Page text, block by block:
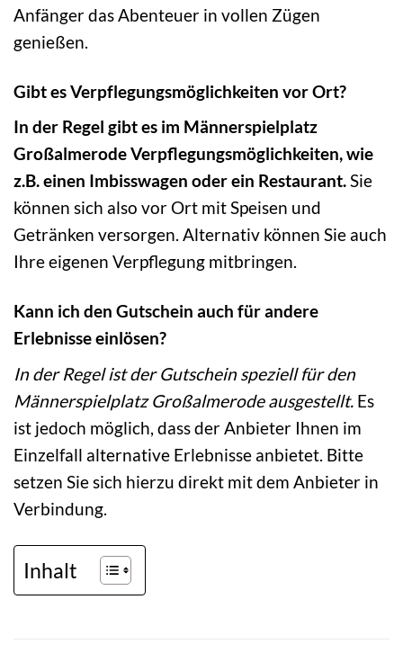
Anfänger das Abenteuer in vollen Zügen
genießen.
Gibt es Verpflegungsmöglichkeiten vor Ort?
In der Regel gibt es im Männerspielplatz
Großalmerode Verpflegungsmöglichkeiten, wie
z.B. einen Imbisswagen oder ein Restaurant.Sie
können sich also vor Ort mit Speisen und
Getränken versorgen. Alternativ können Sie auch
Ihre eigenen Verpflegung mitbringen.
Kann ich den Gutschein auch für andere
Erlebnisse einlösen?
In der Regel ist der Gutschein speziell für den
Männerspielplatz Großalmerode ausgestellt. Es
ist jedoch möglich, dass der Anbieter Ihnen im
Einzelfall alternative Erlebnisse anbietet. Bitte
setzen Sie sich hierzu direkt mit dem Anbieter in
Verbindung.
Inhalt